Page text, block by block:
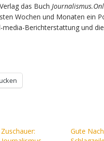
das Buch
Wochen und Monaten ein
Berichterstattung und
Gute
ALLGEMEIN